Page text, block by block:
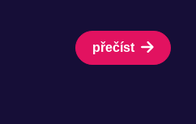
přečíst